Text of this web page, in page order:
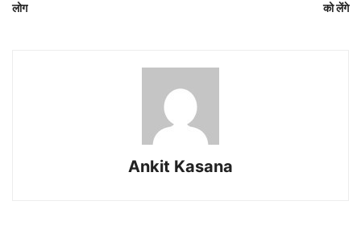
लोग
को लेंगे
Ankit Kasana